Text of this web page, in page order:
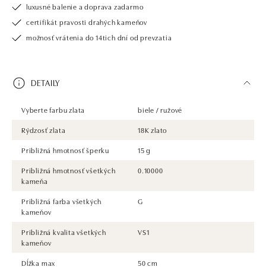
luxusné balenie a doprava zadarmo
certifikát pravosti drahých kameňov
možnosť vrátenia do 14tich dní od prevzatia
DETAILY
Vyberte farbu zlata
biele / ružové
Rýdzosť zlata
18K zlato
Približná hmotnosť šperku
15 g
Približná hmotnosť všetkých
kameňa
0.10000
Približná farba všetkých
kameňov
G
Približná kvalita všetkých
kameňov
VS1
Dĺžka max
50 cm